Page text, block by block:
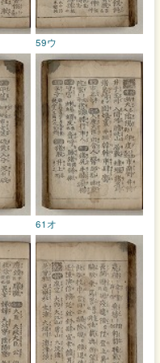
59ウ
61オ